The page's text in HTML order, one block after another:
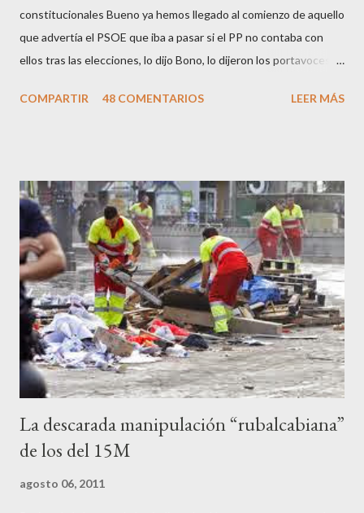
constitucionales Bueno ya hemos llegado al comienzo de aquello
que advertía el PSOE que iba a pasar si el PP no contaba con
ellos tras las elecciones, lo dijo Bono, lo dijeron los portavoces
los okupas, los red skins, los sharps o los anarcos porque a estos
caballeretes salieran en Valencia a la calle, dispuestos a hacer lo
que les viniera en gana, manifestarse sin la autorización
pertinente, cortar el tráfico de las calles más céntricas, volcar los
contenedores de vidrio para tener botellas a mano para agredir a
los agentes, incendiar contenedores, apedrear a la policía,
agredirla, morderla, para que toda la pijo progresía del país, todos
los que no fuman ni tabaco, n...
COMPARTIR 48 COMENTARIOS LEER MÁS
La descarada manipulación “rubalcabiana”
de los del 15M
agosto 06, 2011